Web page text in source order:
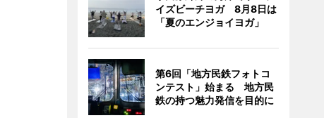
イズビーチヨガ 8月8日は
「夏のエンジョイヨガ」
第6回「地方民鉄フォトコ
ンテスト」始まる 地方民
鉄の持つ魅力発信を目的に